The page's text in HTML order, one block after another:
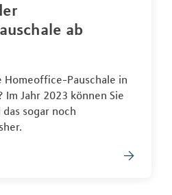
ab
Homeoffice-Pauschale in
Jahr 2023 können Sie
sogar noch